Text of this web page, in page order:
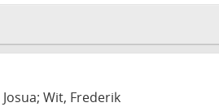
Wit, Frederik